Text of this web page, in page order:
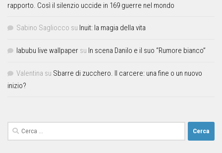
rapporto. Così il silenzio uccide in 169 guerre nel mondo
Sabino Sagliocco su Inuit: la magia della vita
labubu live wallpaper su In scena Danilo e il suo “Rumore bianco”
Valentina su Sbarre di zucchero. Il carcere: una fine o un nuovo
inizio?